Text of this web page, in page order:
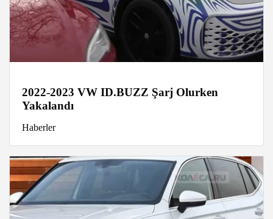
2022-2023 VW ID.BUZZ Şarj Olurken
Yakalandı
Haberler